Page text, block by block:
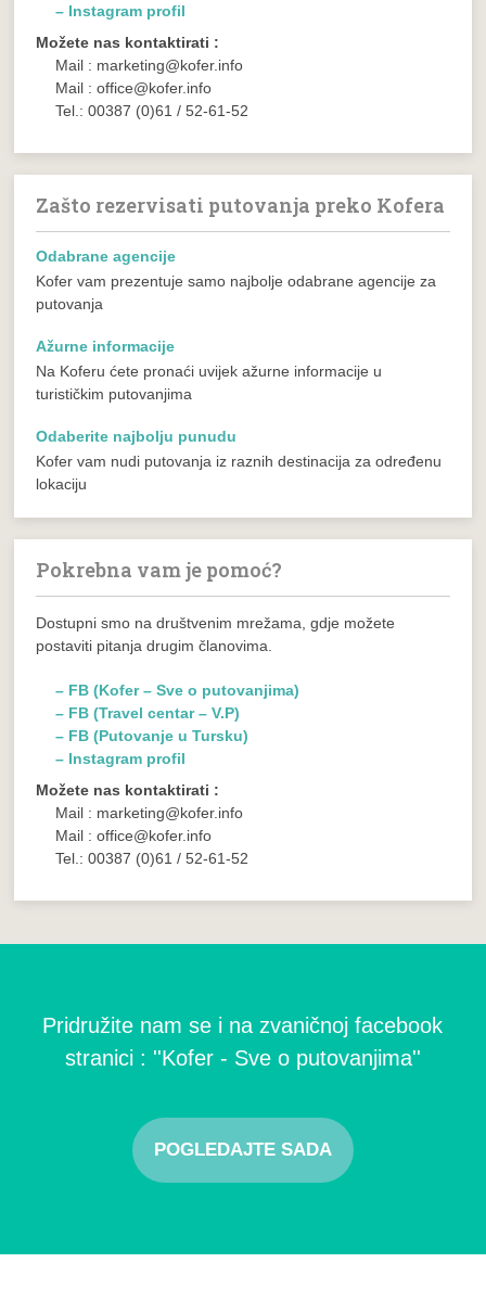
– Instagram profil
Možete nas kontaktirati :
Mail : marketing@kofer.info
Mail : office@kofer.info
Tel.: 00387 (0)61 / 52-61-52
Zašto rezervisati putovanja preko Kofera
Odabrane agencije
Kofer vam prezentuje samo najbolje odabrane agencije za
putovanja
Ažurne informacije
Na Koferu ćete pronaći uvijek ažurne informacije u
turističkim putovanjima
Odaberite najbolju punudu
Kofer vam nudi putovanja iz raznih destinacija za određenu
lokaciju
Pokrebna vam je pomoć?
Dostupni smo na društvenim mrežama, gdje možete
postaviti pitanja drugim članovima.
– FB (Kofer – Sve o putovanjima)
– FB (Travel centar – V.P)
– FB (Putovanje u Tursku)
– Instagram profil
Možete nas kontaktirati :
Mail : marketing@kofer.info
Mail : office@kofer.info
Tel.: 00387 (0)61 / 52-61-52
Pridružite nam se i na zvaničnoj facebook
stranici : ''Kofer - Sve o putovanjima''
POGLEDAJTE SADA